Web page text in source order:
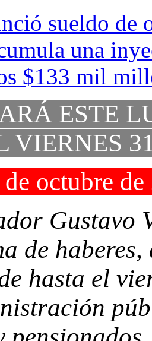
ESTE
VIERNES
octubre
Gustavo
de haberes,
hasta el